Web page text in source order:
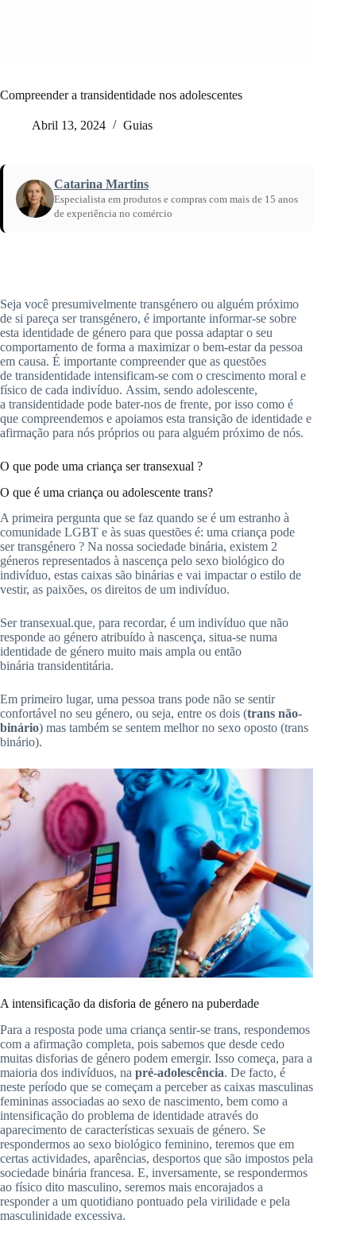
Compreender a transidentidade nos adolescentes
Abril 13, 2024 Guias
Catarina Martins
Especialista em produtos e compras com mais de 15 anos
de experiência no comércio
Seja você presumivelmente transgénero ou alguém próximo
de si pareça ser transgénero, é importante informar-se sobre
esta identidade de género para que possa adaptar o seu
comportamento de forma a maximizar o bem-estar da pessoa
em causa. É importante compreender que as questões
de transidentidade intensificam-se com o crescimento moral e
físico de cada indivíduo. Assim, sendo adolescente,
a transidentidade pode bater-nos de frente, por isso como é
que compreendemos e apoiamos esta transição de identidade e
afirmação para nós próprios ou para alguém próximo de nós.
O que pode uma criança ser transexual ?
O que é uma criança ou adolescente trans?
A primeira pergunta que se faz quando se é um estranho à
comunidade LGBT e às suas questões é: uma criança pode
ser transgénero ? Na nossa sociedade binária, existem 2
géneros representados à nascença pelo sexo biológico do
indivíduo, estas caixas são binárias e vai impactar o estilo de
vestir, as paixões, os direitos de um indivíduo.
Ser transexual.que, para recordar, é um indivíduo que não
responde ao género atribuído à nascença, situa-se numa
identidade de género muito mais ampla ou então
binária transidentitária.
Em primeiro lugar, uma pessoa trans pode não se sentir
confortável no seu género, ou seja, entre os dois (trans não-
binário) mas também se sentem melhor no sexo oposto (trans
binário).
A intensificação da disforia de género na puberdade
Para a resposta pode uma criança sentir-se trans, respondemos
com a afirmação completa, pois sabemos que desde cedo
muitas disforias de género podem emergir. Isso começa, para a
maioria dos indivíduos, na pré-adolescência. De facto, é
neste período que se começam a perceber as caixas masculinas
femininas associadas ao sexo de nascimento, bem como a
intensificação do problema de identidade através do
aparecimento de características sexuais de género. Se
respondermos ao sexo biológico feminino, teremos que em
certas actividades, aparências, desportos que são impostos pela
sociedade binária francesa. E, inversamente, se respondermos
ao físico dito masculino, seremos mais encorajados a
responder a um quotidiano pontuado pela virilidade e pela
masculinidade excessiva.